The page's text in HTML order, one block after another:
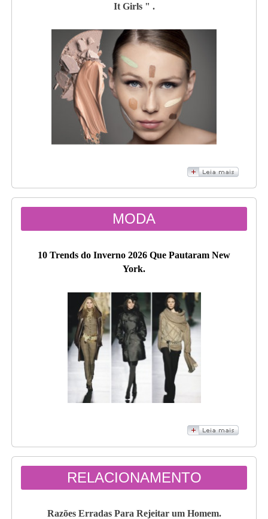
It Girls " .
MODA
10 Trends do Inverno 2026 Que Pautaram New
York.
RELACIONAMENTO
Razões Erradas Para Rejeitar um Homem.